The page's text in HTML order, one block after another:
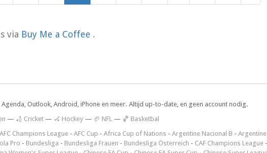
via Buy Me a Coffee .
Outlook, Android, iPhone en meer. Altijd up-to-date, en geen account nodig.
— 🏏 Cricket — 🏑 Hockey — 🏈 NFL — 🏀 Basketbal
AFC Champions League - AFC Cup - Africa Cup of Nations - Argentine Nacional B -
Pro - Bundesliga - Bundesliga Frauen - Bundesliga Österreich - CAF Champions League -